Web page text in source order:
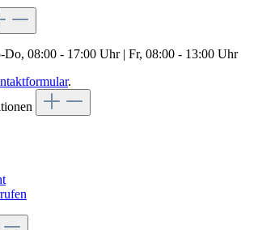
Do, 08:00 - 17:00 Uhr | Fr, 08:00 - 13:00 Uhr
.